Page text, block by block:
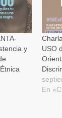
abre
una
ventana
nueva)
y
USO
En